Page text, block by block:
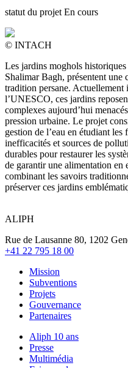
statut du projet En cours
© INTACH
Les jardins moghols
Shalimar Bagh, présentent une
tradition persane.
l’UNESCO, ces jardins
complexes aujourd’hui
pression urbaine. Le projet
gestion de l’eau en étudiant
inefficacités et sources de
durables pour restaurer les
de garantir une alimentation en
combinant les savoirs
préserver ces jardins
ALIPH
Rue de Lausanne 80, 1202
+41 22 795 18 00
Mission
Subventions
Projets
Gouvernance
Partenaires
Aliph 10 ans
Presse
Multimédia